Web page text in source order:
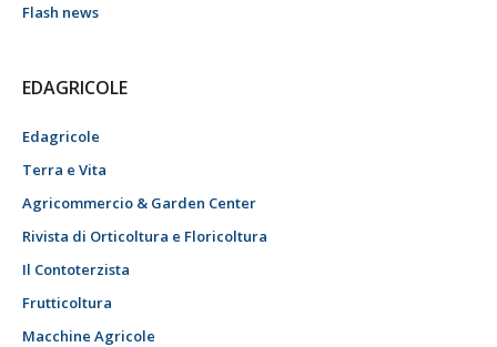
Flash news
EDAGRICOLE
Edagricole
Terra e Vita
Agricommercio & Garden Center
Rivista di Orticoltura e Floricoltura
Il Contoterzista
Frutticoltura
Macchine Agricole